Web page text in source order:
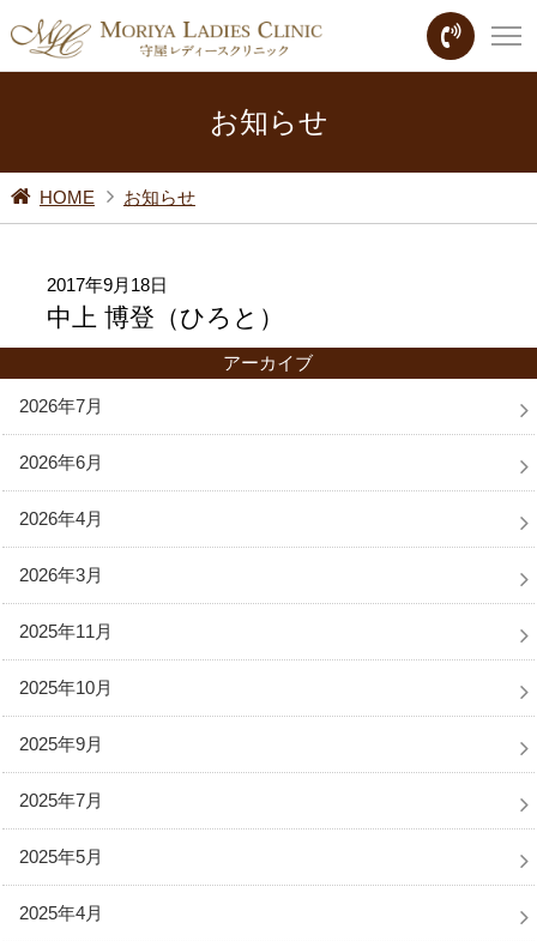
お知らせ
HOME お知らせ
2017年9月18日
中上 博登（ひろと）
アーカイブ
2026年7月
2026年6月
2026年4月
2026年3月
2025年11月
2025年10月
2025年9月
2025年7月
2025年5月
2025年4月